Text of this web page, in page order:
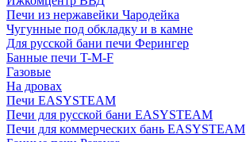
Печи из нержавейки Чародейка
Чугунные под обкладку и в камне
Для русской бани печи Ферингер
Банные печи T-M-F
Газовые
На дровах
Печи EASYSTEAM
Печи для русской бани EASYSTEAM
Печи для коммерческих бань EASYSTEAM